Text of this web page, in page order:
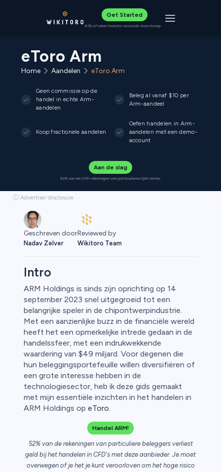
Get Started
61% of retail investor accounts lose money Toggle
eToro Arm
Home Aandelen eToro Arm
Geen commissie op de
handel in echte Arm-
aandelen
Beleg al vanaf $10 per
Arm-aandeel
Koop fractionele aandelen
Oefen handelen in Arm-
aandelen met een demo-
account
Aan de slag
52% van de CFD-rekeningen van particulieren lijdt verlies.
ⓘ Advertiser disclosure
Geschreven door
Nadav Zelver
Reviewed by
Wikitoro Team
Intro
ARM Holdings is sinds zijn oprichting op 14
september 2023 snel uitgegroeid tot een
belangrijke speler in de chipontwerpindustrie.
Met een aanzienlijke buzz in de financiële wereld
heeft het een opmerkelijke intrede gedaan in de
handelssfeer, met een indrukwekkende
waardering van $49 miljard. Voor degenen die
hun beleggingsportefeuille willen diversifiëren of
een grote interesse hebben in de
technologiesector, heb ik deze gids gemaakt
met mijn essentiële inzichten in het handelen in
ARM Holdings op eToro.
Handel ARM!
52% van de rekeningen van particuliere beleggers verliest
geld bij het handelen in CFD's met deze aanbieder. Je moet
overwegen of je het je kunt veroorloven om het hoge risico